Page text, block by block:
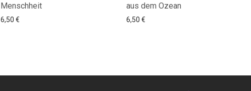
Menschheit
6,50 €
aus dem Ozean
6,50 €